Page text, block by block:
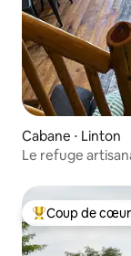
Cabane ⋅ Linton
Le refuge
Coups de cœur
Coup de